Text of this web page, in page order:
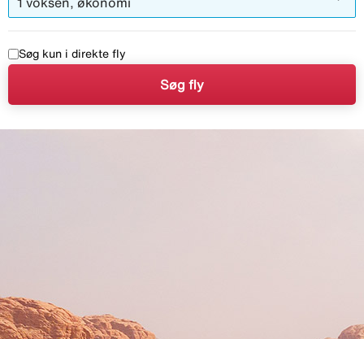
1 voksen, økonomi
Søg kun i direkte fly
Søg fly